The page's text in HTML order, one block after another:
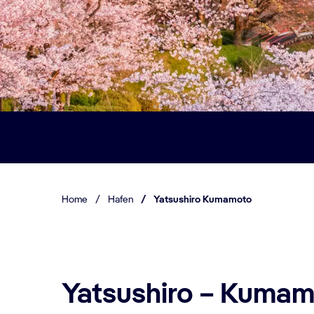
Home / Hafen / Yatsushiro Kumamoto
Yatsushiro –